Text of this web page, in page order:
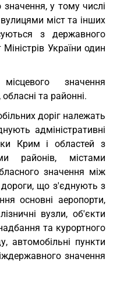
значення, у тому числі
міст та інших
з державного
України один
значення
та районні.
доріг належать
адміністративні
Крим і областей з
районів, містами
значення між
що з'єднують з
основні аеропорти,
вузли, об'єкти
та курортного
автомобільні пункти
значення